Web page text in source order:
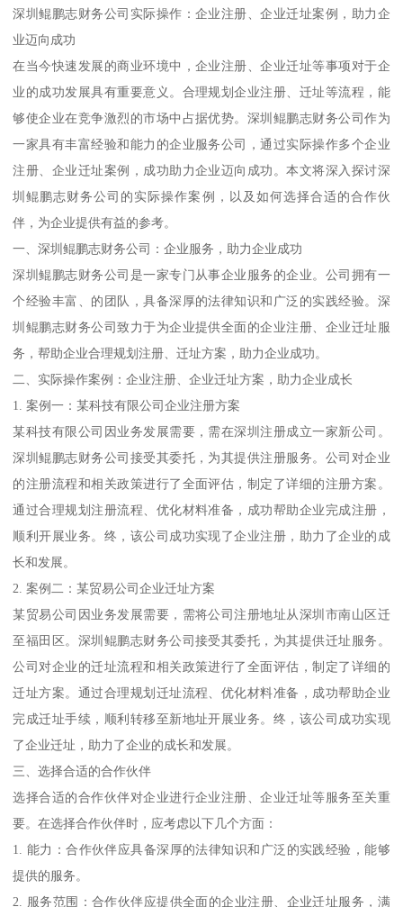
深圳鲲鹏志财务公司实际操作：企业注册、企业迁址案例，助力企
业迈向成功
在当今快速发展的商业环境中，企业注册、企业迁址等事项对于企
业的成功发展具有重要意义。合理规划企业注册、迁址等流程，能
够使企业在竞争激烈的市场中占据优势。深圳鲲鹏志财务公司作为
一家具有丰富经验和能力的企业服务公司，通过实际操作多个企业
注册、企业迁址案例，成功助力企业迈向成功。本文将深入探讨深
圳鲲鹏志财务公司的实际操作案例，以及如何选择合适的合作伙
伴，为企业提供有益的参考。
一、深圳鲲鹏志财务公司：企业服务，助力企业成功
深圳鲲鹏志财务公司是一家专门从事企业服务的企业。公司拥有一
个经验丰富、的团队，具备深厚的法律知识和广泛的实践经验。深
圳鲲鹏志财务公司致力于为企业提供全面的企业注册、企业迁址服
务，帮助企业合理规划注册、迁址方案，助力企业成功。
二、实际操作案例：企业注册、企业迁址方案，助力企业成长
1. 案例一：某科技有限公司企业注册方案
某科技有限公司因业务发展需要，需在深圳注册成立一家新公司。
深圳鲲鹏志财务公司接受其委托，为其提供注册服务。公司对企业
的注册流程和相关政策进行了全面评估，制定了详细的注册方案。
通过合理规划注册流程、优化材料准备，成功帮助企业完成注册，
顺利开展业务。终，该公司成功实现了企业注册，助力了企业的成
长和发展。
2. 案例二：某贸易公司企业迁址方案
某贸易公司因业务发展需要，需将公司注册地址从深圳市南山区迁
至福田区。深圳鲲鹏志财务公司接受其委托，为其提供迁址服务。
公司对企业的迁址流程和相关政策进行了全面评估，制定了详细的
迁址方案。通过合理规划迁址流程、优化材料准备，成功帮助企业
完成迁址手续，顺利转移至新地址开展业务。终，该公司成功实现
了企业迁址，助力了企业的成长和发展。
三、选择合适的合作伙伴
选择合适的合作伙伴对企业进行企业注册、企业迁址等服务至关重
要。在选择合作伙伴时，应考虑以下几个方面：
1. 能力：合作伙伴应具备深厚的法律知识和广泛的实践经验，能够
提供的服务。
2. 服务范围：合作伙伴应提供全面的企业注册、企业迁址服务，满